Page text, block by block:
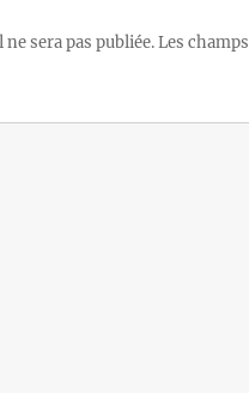
sera pas publiée.Les